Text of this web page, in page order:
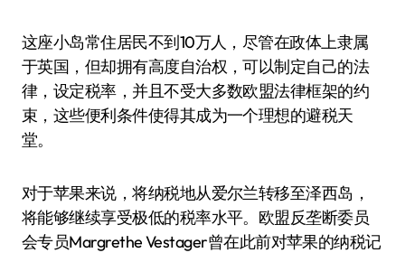
这座小岛常住居民不到10万人，尽管在政体上隶属
于英国，但却拥有高度自治权，可以制定自己的法
律，设定税率，并且不受大多数欧盟法律框架的约
束，这些便利条件使得其成为一个理想的避税天
堂。
对于苹果来说，将纳税地从爱尔兰转移至泽西岛，
将能够继续享受极低的税率水平。欧盟反垄断委员
会专员Margrethe Vestager曾在此前对苹果的纳税记